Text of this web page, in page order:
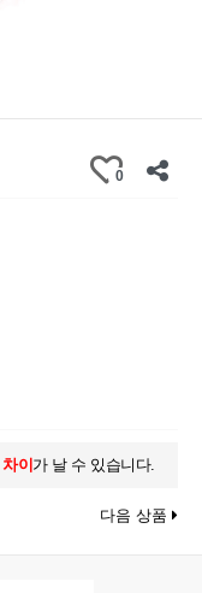
0
차이 가 날 수 있습니다.
다음 상품